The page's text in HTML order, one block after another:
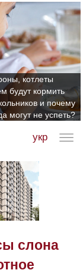
котлеты
будут кормить
и почему
могут не успеть?
укр
слона